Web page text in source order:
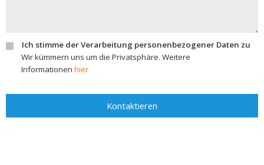
Ich stimme der Verarbeitung personenbezogener Daten zu
Wir kümmern uns um die Privatsphäre. Weitere
Informationen hier
Kontaktieren